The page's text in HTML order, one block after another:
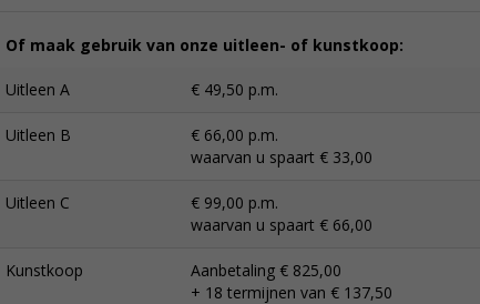
Of maak gebruik van onze uitleen- of kunstkoop:
Uitleen A € 49,50 p.m.
Uitleen B
€ 66,00 p.m.
waarvan u spaart € 33,00
Uitleen C
€ 99,00 p.m.
waarvan u spaart € 66,00
Kunstkoop
Aanbetaling € 825,00
+ 18 termijnen van € 137,50